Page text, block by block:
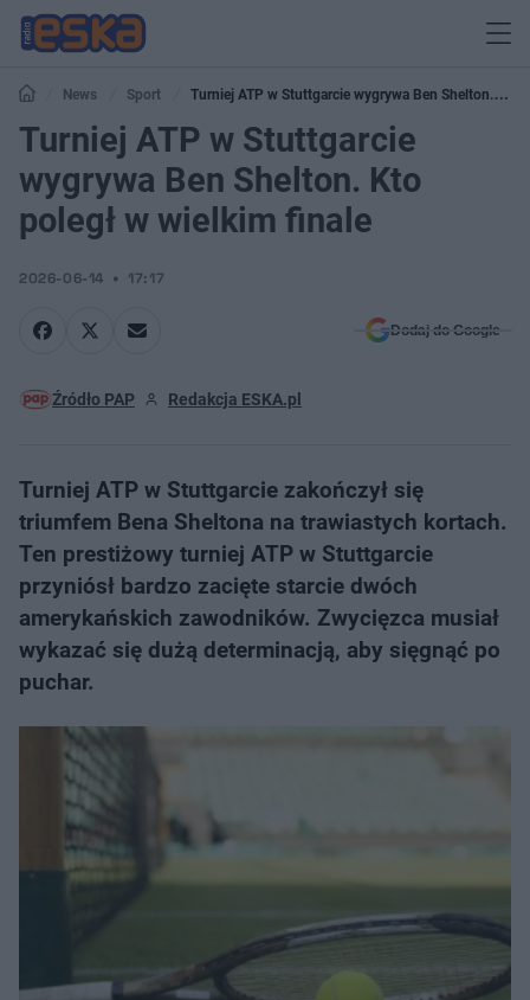
News Sport
Turniej ATP w Stuttgarcie wygrywa Ben Shelton. Kto
poległ w wielkim finale
Turniej ATP w Stuttgarcie
wygrywa Ben Shelton. Kto
poległ w wielkim finale
2026-06-14 17:17
Dodaj do Google
Źródło PAP Redakcja ESKA.pl
Turniej ATP w Stuttgarcie zakończył się
triumfem Bena Sheltona na trawiastych kortach.
Ten prestiżowy turniej ATP w Stuttgarcie
przyniósł bardzo zacięte starcie dwóch
amerykańskich zawodników. Zwycięzca musiał
wykazać się dużą determinacją, aby sięgnąć po
puchar.